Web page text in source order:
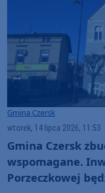
Gmina Czersk
wtorek, 14 lipca 2026, 11:53
Gmina Czersk
wspomagane.
Porzeczkowej